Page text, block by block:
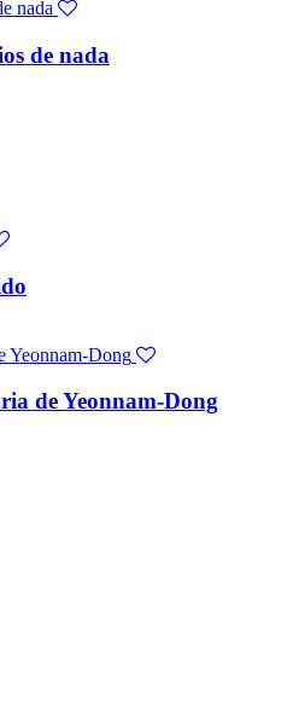
de nada
de Yeonnam-Dong